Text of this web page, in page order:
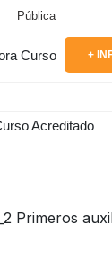
Pública
+
Primeros